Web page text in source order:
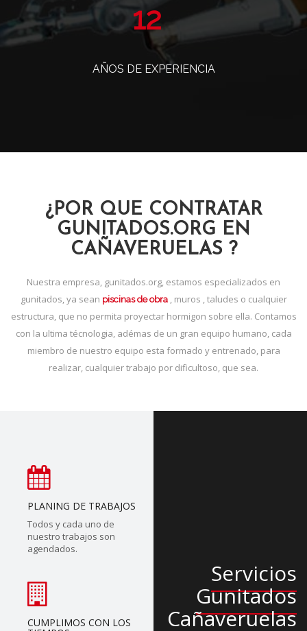
14
AÑOS DE EXPERIENCIA
¿POR QUE CONTRATAR
GUNITADOS.ORG EN
CAÑAVERUELAS ?
Nuestra empresa, gunitados.org, estamos especializados en
gunitados, ya sean piscinas de obra, muros , taludes o cualquier
estructura, que no permita proyectar hormigon sobre ella. Contamos
con la ultima técnologia, adémas de un gran equipo humano, cada
miembro de nuestro equipo esta formado y entrenado, para
realizar, cualquier trabajo por dificultoso, que sea.
PLANING DE TRABAJOS
Todos y cada uno de
nuestro trabajos son
agendados.
CUMPLIMOS CON LOS
Servicios
Gunitados
Cañaveruelas